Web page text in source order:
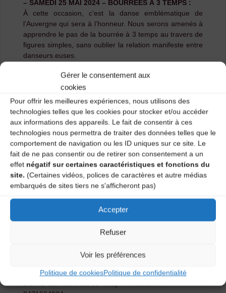
Gérer le consentement aux
cookies
Pour offrir les meilleures expériences, nous utilisons des
technologies telles que les cookies pour stocker et/ou accéder
aux informations des appareils. Le fait de consentir à ces
technologies nous permettra de traiter des données telles que le
comportement de navigation ou les ID uniques sur ce site. Le
fait de ne pas consentir ou de retirer son consentement a un
effet négatif sur certaines caractéristiques et fonctions du
site. (Certaines vidéos, polices de caractères et autre médias
embarqués de sites tiers ne s'afficheront pas)
Accepter
Refuser
Voir les préférences
Politique de cookiesPolitique de confidentialité
– SAMEDI 25 MAI 2024 – BOURRÉES À 3 TEMPS :
À cette occasion, c’est la danse emblématique de
l’Auvergne qui sera à l’honneur. Nous serons amenés à
apprendre le pas de la bourrée à 3 temps au travers de
figures simples, sans oublier la relation manifeste entre
danseurs.euses.
Armand Sauret :
Originaire du Puy en Velay et baignant dans les
musiques et danses traditionnelles depuis tout petit,
c’est pourtant au milieu de l’adolescence que je
commence à m’intéresser à la bourrée à 3 temps,
danse emblématique de l’Auvergne. J’intègre alors
l’association de musiques et danses traditionnelles « La
Meitat » (la moitié en occitan) où j’y anime ma première
initiation de danses de bal. Finalement, par affinité
régionale, j’oriente mes stages autour de la bourrée en
Haute-Auvergne. Depuis, j’ai animé des ateliers de
plusieurs festivals de danse et au sein d’autres
Parthenay, Poitiers, Chartrettes, Rouen…), en plus des
L’EIMD des Marches du Velay-Rochebaron